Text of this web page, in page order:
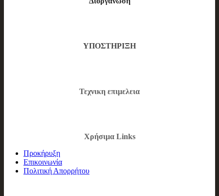
ΥΠΟΣΤΗΡΙΞΗ
Τεχνικη επιμελεια
Χρήσιμα Links
Προκήρυξη
Επικοινωνία
Πολιτική Απορρήτου